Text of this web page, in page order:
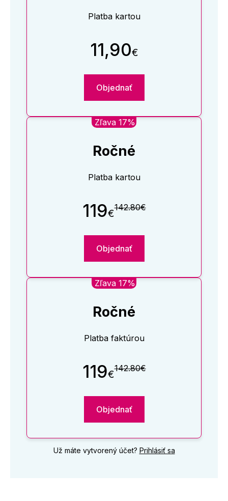
Platba kartou
11,90€
Objednať
Zľava 17%
Ročné
Platba kartou
119€142.80€
Objednať
Zľava 17%
Ročné
Platba faktúrou
119€142.80€
Objednať
Už máte vytvorený účet? Prihlásiť sa